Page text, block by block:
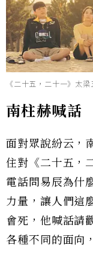
《二十五，二十一》太
南柱赫喊話
面對眾說紛云，
住對《二十五，
電話問易辰為什
力量，讓人們這
會死，他喊話請
各種不同的面向